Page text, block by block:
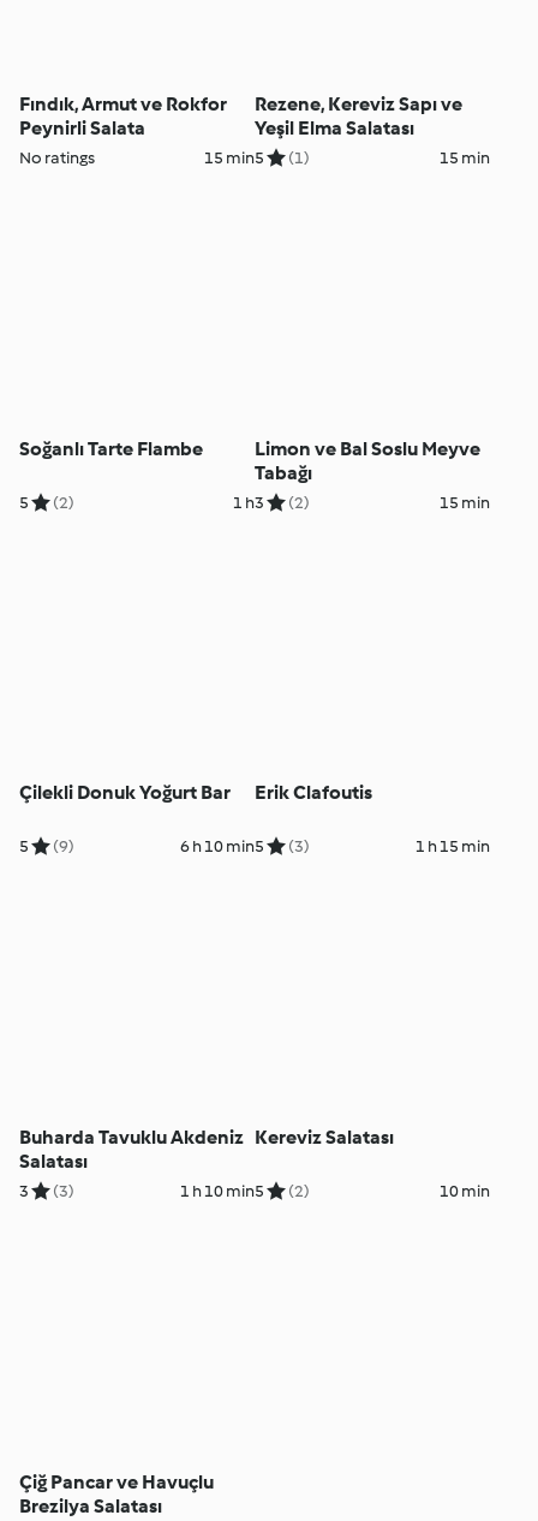
Fındık, Armut ve Rokfor
Peynirli Salata
No ratings 15 min
Rezene, Kereviz Sapı ve
Yeşil Elma Salatası
5 (1) 15 min
Soğanlı Tarte Flambe
5 (2) 1 h
Limon ve Bal Soslu Meyve
Tabağı
3 (2) 15 min
Çilekli Donuk Yoğurt Bar
5 (9) 6 h 10 min
Erik Clafoutis
5 (3) 1 h 15 min
Buharda Tavuklu Akdeniz
Salatası
3 (3) 1 h 10 min
Kereviz Salatası
5 (2) 10 min
Çiğ Pancar ve Havuçlu
Brezilya Salatası